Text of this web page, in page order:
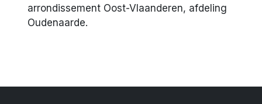
arrondissement Oost-Vlaanderen, afdeling
Oudenaarde.